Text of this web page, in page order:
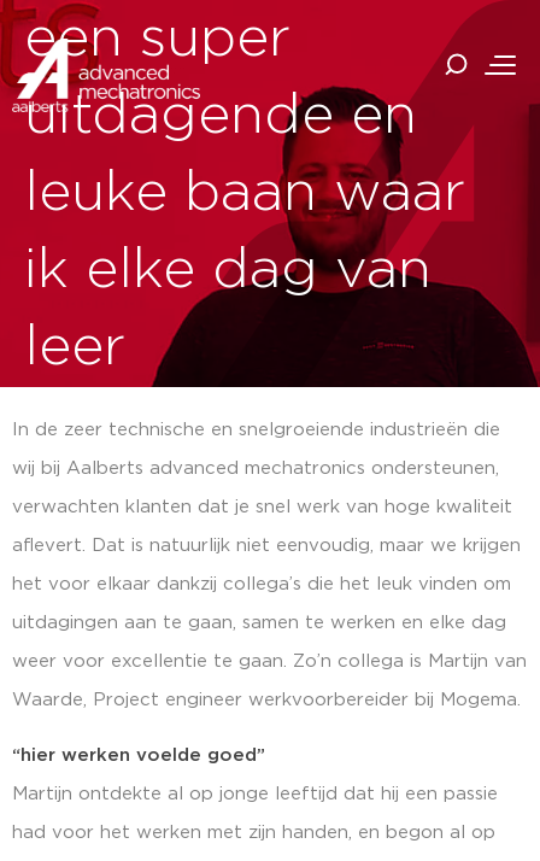
een super
uitdagende en
leuke baan waar
ik elke dag van
leer
In de zeer technische en snelgroeiende industrieën die
wij bij Aalberts advanced mechatronics ondersteunen,
verwachten klanten dat je snel werk van hoge kwaliteit
aflevert. Dat is natuurlijk niet eenvoudig, maar we krijgen
het voor elkaar dankzij collega’s die het leuk vinden om
uitdagingen aan te gaan, samen te werken en elke dag
weer voor excellentie te gaan. Zo’n collega is Martijn van
Waarde, Project engineer werkvoorbereider bij Mogema.
“hier werken voelde goed”
Martijn ontdekte al op jonge leeftijd dat hij een passie
had voor het werken met zijn handen, en begon al op